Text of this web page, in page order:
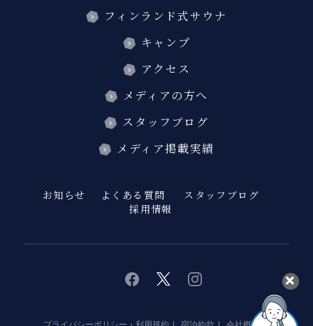
フィンランド式サウナ
キャンプ
アクセス
メディアの方へ
スタッフブログ
メディア掲載実績
お知らせ よくある質問
スタッフブログ
採用情報
facebooktwitterinstagram